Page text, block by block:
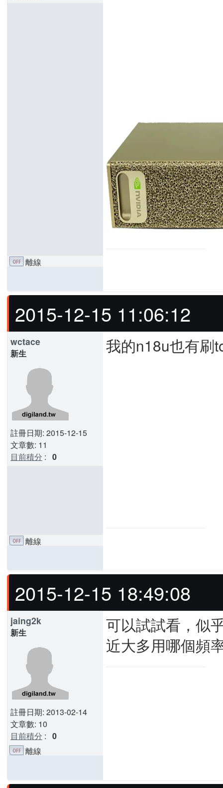
離線
2015-12-15 11:06:12
wctace
新生
註冊日期: 2015-12-15
文章數: 11
目前積分 : 0
我的n18u也有刷
離線
2015-12-15 18:49:08
jaing2k
新生
註冊日期: 2013-02-14
文章數: 10
目前積分 : 0
可以試試看，似
近大多用哪個頻
離線